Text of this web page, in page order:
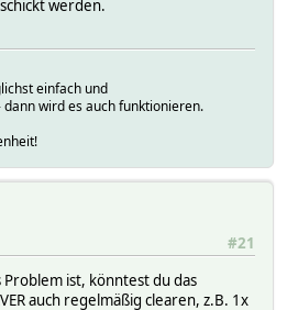
vehicles/<VIN>/controls/
werden.
einfach und
wird es auch funktionieren.
#21
Problem ist, könntest du das
auch regelmäßig clearen, z.B. 1x